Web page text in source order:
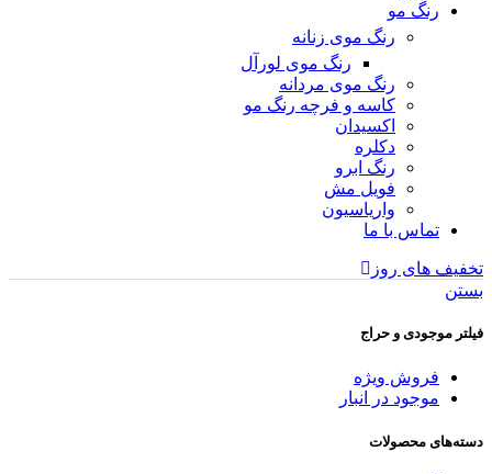
رنگ مو
رنگ موی زنانه
رنگ موی لورآل
رنگ موی مردانه
کاسه و فرچه رنگ مو
اکسیدان
دکلره
رنگ ابرو
فویل مش
واریاسیون
تماس با ما
تخفیف های روز
بستن
فیلتر موجودی و حراج
فروش ویژه
موجود در انبار
دسته‌های محصولات